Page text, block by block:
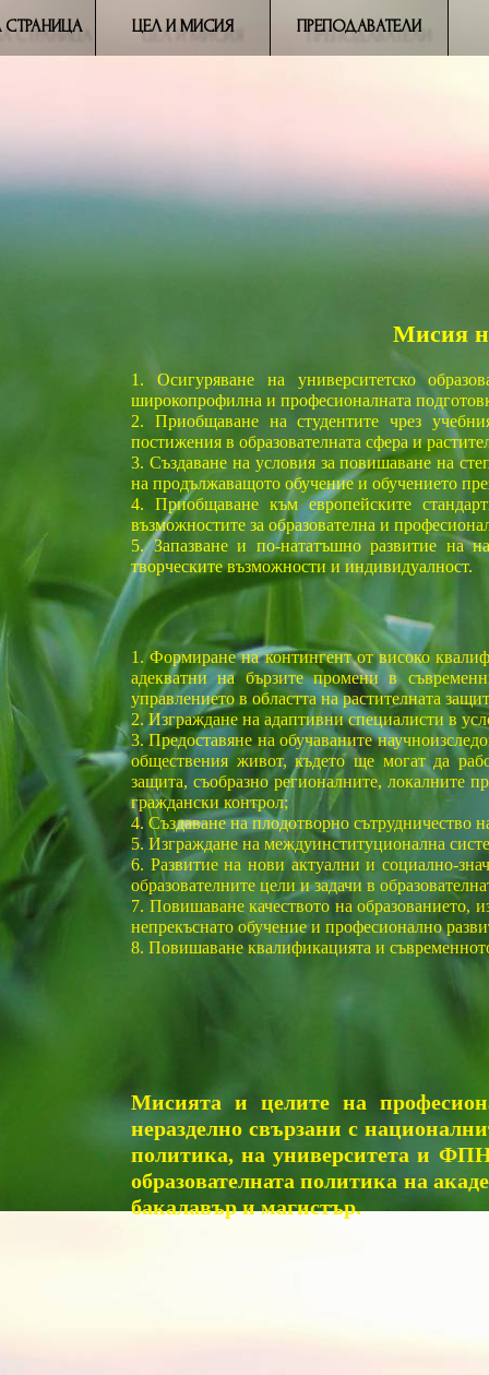
СТРАНИЦА ЦЕЛ И МИСИЯ ПРЕПОДАВАТЕЛИ
Мисия
1. Осигуряване на университетско
широкопрофилна и професионалната
2. Приобщаване на студентите чрез
постижения в образователната сфера и
3. Създаване на условия за повишаване на
на продължаващото обучение и обучението
4. Приобщаване към европейските
възможностите за образователна и
5. Запазване и по-нататъшно развитие на
творческите възможности и индивидуалност.
1. Формиране на контингент от високо
адекватни на бързите промени в
управлението в областта на растителната
2. Изграждане на адаптивни специалисти в
3. Предоставяне на обучаваните
обществения живот, където ще могат да
защита, съобразно регионалните, локалните
граждански контрол;
4. Създаване на плодотворно сътрудничество
5. Изграждане на междуинституционална
6. Развитие на нови актуални и социално-
образователните цели и задачи в
7. Повишаване качеството на образованието,
непрекъснато обучение и професионално
8. Повишаване квалификацията и
Мисията и целите на
неразделно свързани с
политика, на университета и
образователната политика на
бакалавър и магистър.